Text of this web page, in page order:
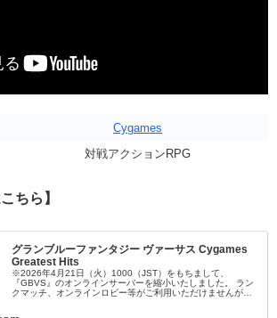
Cygames
対戦アクションRPG
ちら】
グランブルーファンタジー ヴァーサス Cygames
Greatest Hits
※2026年4月21日（火）1000（JST）をもちまして、
『GBVS』のオンラインサーバーを縮小いたしました。 ラン
クマッチ、オンラインロビー等がご利用いただけませんが、